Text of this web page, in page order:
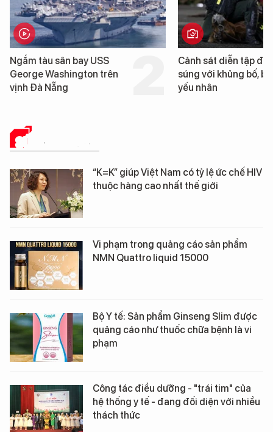
Ngắm tàu sân bay USS
George Washington trên
vịnh Đà Nẵng
Cảnh sát diễn tập
súng với khủng bố,
yếu nhân
SỨC KHỎE 24H
“K=K” giúp Việt Nam có tỷ lệ ức chế HIV
thuộc hàng cao nhất thế giới
Vi phạm trong quảng cáo sản phẩm
NMN Quattro liquid 15000
Bộ Y tế: Sản phẩm Ginseng Slim được
quảng cáo như thuốc chữa bệnh là vi
phạm
Công tác điều dưỡng - "trái tim" của
hệ thống y tế - đang đối diện với nhiều
thách thức